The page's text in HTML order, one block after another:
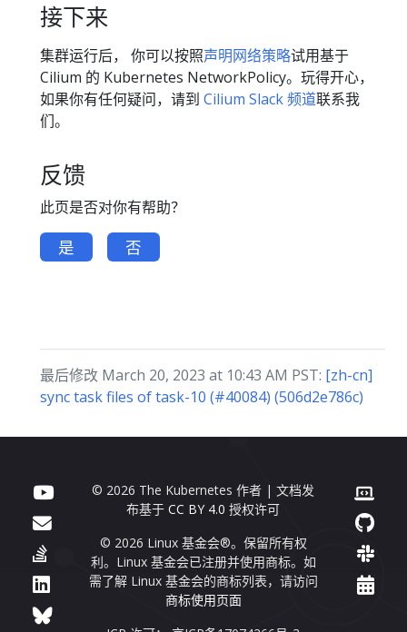
接下来
集群运行后， 你可以按照声明网络策略试用基于
Cilium 的 Kubernetes NetworkPolicy。玩得开心，
如果你有任何疑问，请到 Cilium Slack 频道联系我
们。
反馈
此页是否对你有帮助？
是 否
最后修改 March 20, 2023 at 10:43 AM PST: [zh-cn]
sync task files of task-10 (#40084) (506d2e786c)
© 2026 The Kubernetes 作者 | 文档发
布基于CC BY 4.0 授权许可
© 2026 Linux 基金会®。保留所有权
利。Linux 基金会已注册并使用商标。如
需了解 Linux 基金会的商标列表，请访问
商标使用页面